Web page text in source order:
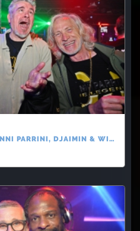
NOUS IL Y A 20 ANS - GIANNI PARRINI, DJAIMIN & WILLOW